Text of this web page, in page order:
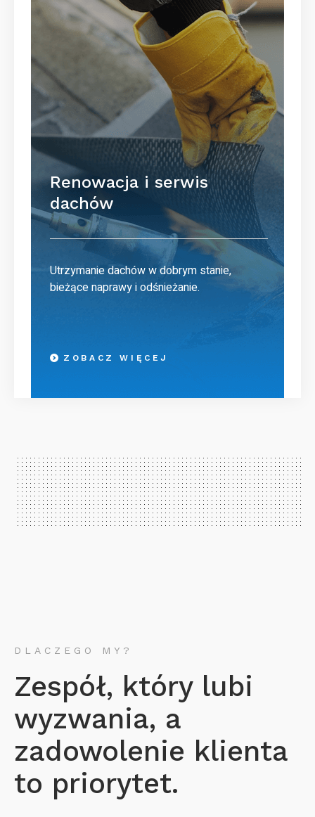
Renowacja i serwis
dachów
Utrzymanie dachów w dobrym stanie,
bieżące naprawy i odśnieżanie.
ZOBACZ WIĘCEJ
DLACZEGO MY?
Zespół, który lubi
wyzwania, a
zadowolenie klienta
to priorytet.